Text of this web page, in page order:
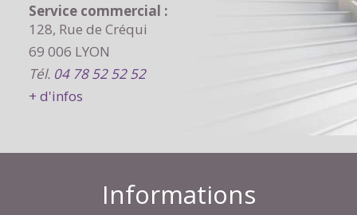
Service commercial :
128, Rue de Créqui
69 006 LYON
Tél. 04 78 52 52 52
+ d'infos
Informations